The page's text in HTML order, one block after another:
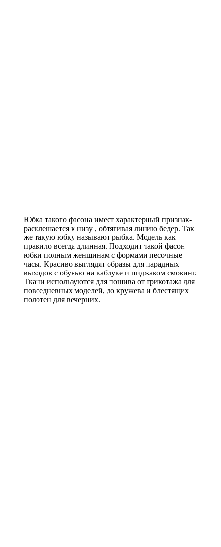
Юбка такого фасона имеет характерный признак-
расклешается к низу , обтягивая линию бедер. Так
же такую юбку называют рыбка. Модель как
правило всегда длинная. Подходит такой фасон
юбки полным женщинам с формами песочные
часы. Красиво выглядят образы для парадных
выходов с обувью на каблуке и пиджаком смокинг.
Ткани используются для пошива от трикотажа для
повседневных моделей, до кружева и блестящих
полотен для вечерних.